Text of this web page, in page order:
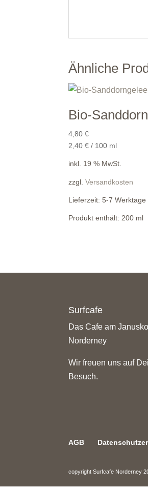
Ähnliche
Bio-
4,80€
2,40€ / 100 ml
inkl. 19 % MwSt.
zzgl.Versandkosten
Lieferzeit:5-7 Werktage
Produkt enthält: 200 ml
Surfcafe
Das Cafe am
Norderney
Wir freuen uns auf
Besuch.
AGB
copyright Surfcafe Norderney